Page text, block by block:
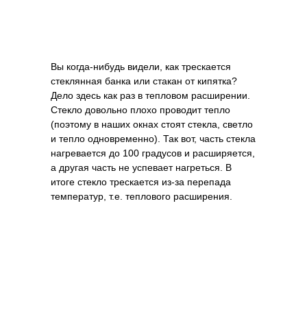
Вы когда-нибудь видели, как трескается
стеклянная банка или стакан от кипятка?
Дело здесь как раз в тепловом расширении.
Стекло довольно плохо проводит тепло
(поэтому в наших окнах стоят стекла, светло
и тепло одновременно). Так вот, часть стекла
нагревается до 100 градусов и расширяется,
а другая часть не успевает нагреться. В
итоге стекло трескается из-за перепада
температур, т.е. теплового расширения.